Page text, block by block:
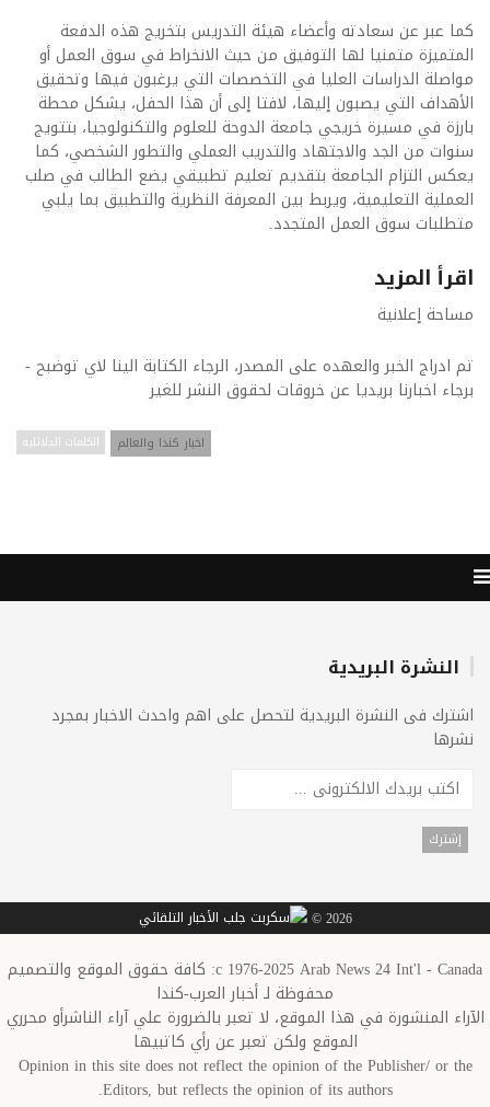
كما عبر عن سعادته وأعضاء هيئة التدريس بتخريج هذه الدفعة
المتميزة متمنيا لها التوفيق من حيث الانخراط في سوق العمل أو
مواصلة الدراسات العليا في التخصصات التي يرغبون فيها وتحقيق
الأهداف التي يصبون إليها، لافتا إلى أن هذا الحفل، يشكل محطة
بارزة في مسيرة خريجي جامعة الدوحة للعلوم والتكنولوجيا، بتتويج
سنوات من الجد والاجتهاد والتدريب العملي والتطور الشخصي، كما
يعكس التزام الجامعة بتقديم تعليم تطبيقي يضع الطالب في صلب
العملية التعليمية، ويربط بين المعرفة النظرية والتطبيق بما يلبي
متطلبات سوق العمل المتجدد.
اقرأ المزيد
مساحة إعلانية
تم ادراج الخبر والعهده على المصدر، الرجاء الكتابة الينا لاي توضبح -
برجاء اخبارنا بريديا عن خروقات لحقوق النشر للغير
الكلمات الدلائليه اخبار كندا والعالم
النشرة البريدية
اشترك فى النشرة البريدية لتحصل على اهم واحدث الاخبار بمجرد
نشرها
2026 ©
c 1976-2025 Arab News 24 Int'l - Canada: كافة حقوق الموقع والتصميم
محفوظة لـ أخبار العرب-كندا
الآراء المنشورة في هذا الموقع، لا تعبر بالضرورة علي آراء الناشرأو محرري
الموقع ولكن تعبر عن رأي كاتبيها
Opinion in this site does not reflect the opinion of the Publisher/ or the
Editors, but reflects the opinion of its authors.